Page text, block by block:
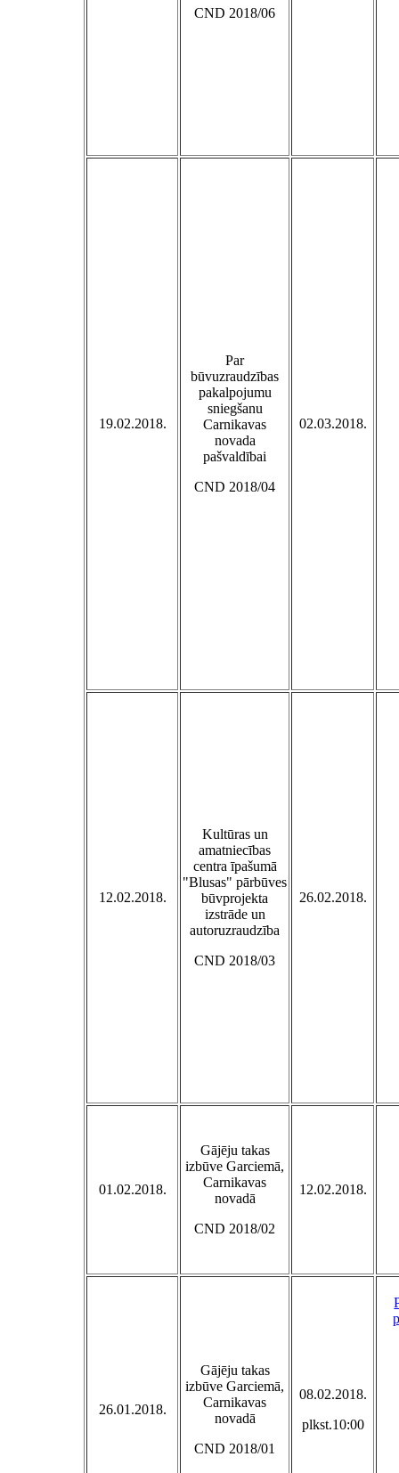
CND 2018/06
19.02.2018.
Par
būvuzraudzības
pakalpojumu
sniegšanu
Carnikavas
novada
pašvaldībai
CND 2018/04
02.03.2018.
12.02.2018.
Kultūras un
amatniecības
centra īpašumā
"Blusas" pārbūves
būvprojekta
izstrāde un
autoruzraudzība
CND 2018/03
26.02.2018.
01.02.2018.
Gājēju takas
izbūve Garciemā,
Carnikavas
novadā
CND 2018/02
12.02.2018.
26.01.2018.
Gājēju takas
izbūve Garciemā,
Carnikavas
novadā
CND 2018/01
08.02.2018.
plkst.10:00